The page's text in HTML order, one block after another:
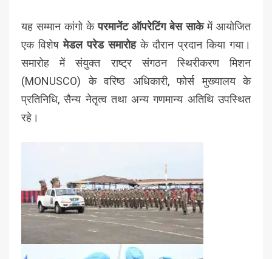
यह सम्मान कांगो केपरमानेंट ऑपरेटिंग बेस साकेमें आयोजित
एक विशेषमेडल परेड समारोहके दौरान प्रदान किया गया।
समारोह में संयुक्त राष्ट्र संगठन स्थिरीकरण मिशन
(MONUSCO) के वरिष्ठ अधिकारी, फोर्स मुख्यालय के
प्रतिनिधि, सैन्य नेतृत्व तथा अन्य गणमान्य अतिथि उपस्थित
रहे।